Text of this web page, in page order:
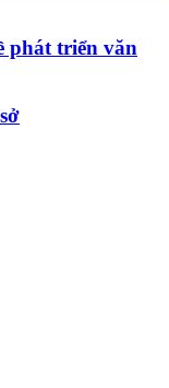
phát triển văn